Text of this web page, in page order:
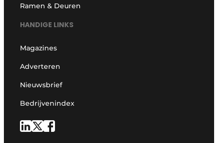
Ramen & Deuren
HANDIGE LINKS
Magazines
Adverteren
Nieuwsbrief
Bedrijvenindex